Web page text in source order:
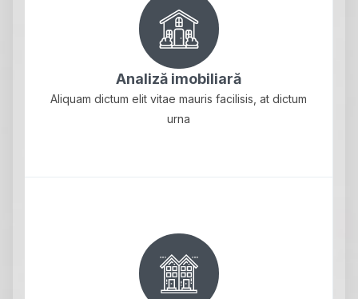
Analiză imobiliară
Aliquam dictum elit vitae mauris facilisis, at dictum
urna